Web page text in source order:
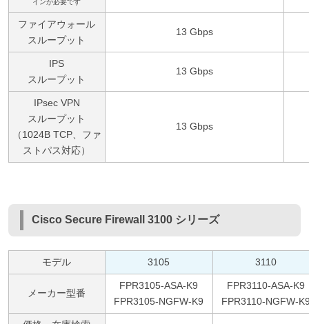
インが必要です
ファイアウォール
スループット
13 Gbps
IPS
スループット
13 Gbps
IPsec VPN
スループット
（1024B TCP、ファ
ストパス対応）
13 Gbps
Cisco Secure Firewall 3100 シリーズ
モデル 3105 3110
メーカー型番
FPR3105-ASA-K9
FPR3105-NGFW-K9
FPR3110-ASA-K9
FPR3110-NGFW-